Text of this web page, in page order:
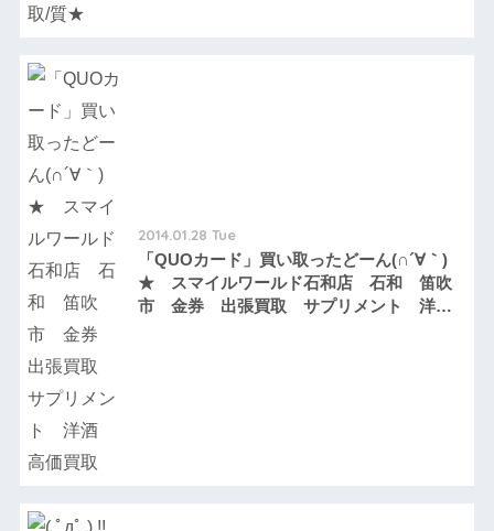
2014.01.28 Tue
「QUOカード」買い取ったどーん(∩´∀｀)
★ スマイルワールド石和店 石和 笛吹
市 金券 出張買取 サプリメント 洋